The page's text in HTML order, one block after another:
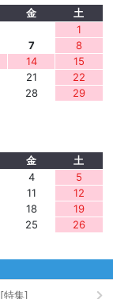
金
土
1
7
8
14
15
21
22
28
29
金
土
4
5
11
12
18
19
25
26
特集]